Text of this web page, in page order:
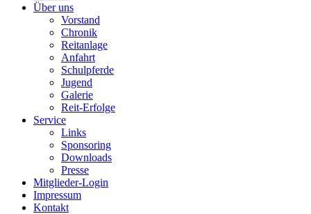
Über uns
Vorstand
Chronik
Reitanlage
Anfahrt
Schulpferde
Jugend
Galerie
Reit-Erfolge
Service
Links
Sponsoring
Downloads
Presse
Mitglieder-Login
Impressum
Kontakt